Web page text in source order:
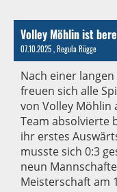
Volley Möhlin ist
07.10.2025, Regula Rügge
Nach einer
freuen sich alle
von Volley Möhlin
Team absolvierte
ihr erstes
musste sich 0:3
neun
Meisterschaft am